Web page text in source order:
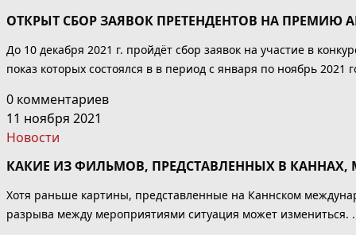
ОТКРЫТ СБОР ЗАЯВОК ПРЕТЕНДЕНТОВ НА ПРЕМИЮ
До 10 декабря 2021 г. пройдёт сбор заявок на участие в
показ которых состоялся в в период с января по ноябрь 2021
0 комментариев
11 ноября 2021
Новости
КАКИЕ ИЗ ФИЛЬМОВ, ПРЕДСТАВЛЕННЫХ В
Хотя раньше картины, представленные на Каннском
разрыва между мероприятиями ситуация может измениться. .